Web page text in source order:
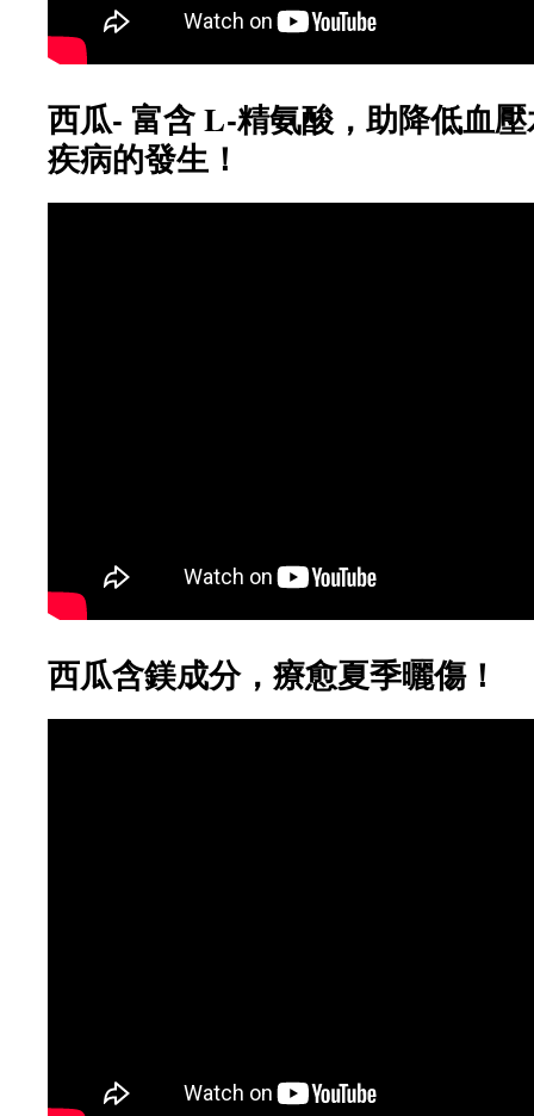
西瓜- 富含 L-精氨酸，助降低血
疾病的發生！
西瓜含鎂成分，療愈夏季曬傷！